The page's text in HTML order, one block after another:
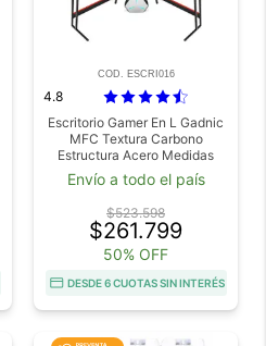
COD. ESCRI016
4.8
Escritorio Gamer En L Gadnic
MFC Textura Carbono
Estructura Acero Medidas
130x50x74
Envío a todo el país
$523.598
$261.799
50% OFF
DESDE 6 CUOTAS SIN INTERÉS